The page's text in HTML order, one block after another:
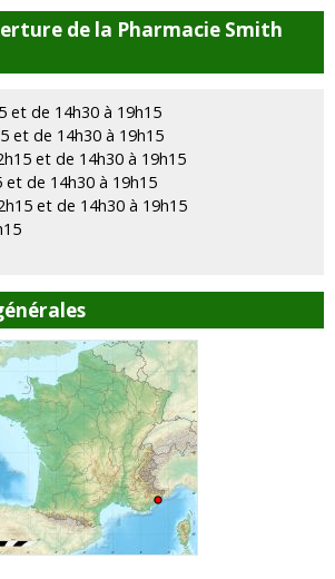
de la Pharmacie Smith
et de 14h30 à 19h15
et de 14h30 à 19h15
et de 14h30 à 19h15
et de 14h30 à 19h15
et de 14h30 à 19h15